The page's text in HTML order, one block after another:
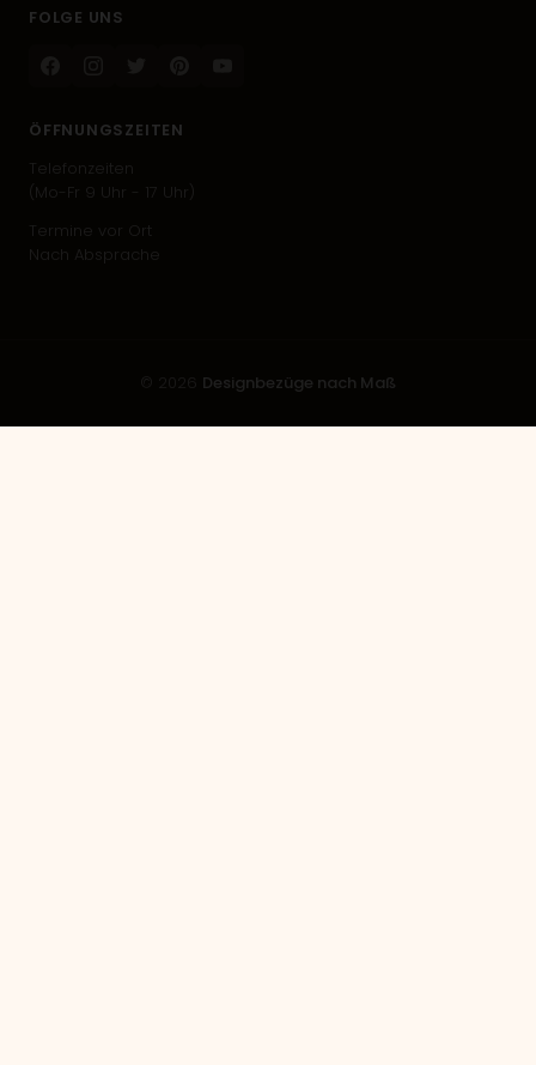
FOLGE UNS
ÖFFNUNGSZEITEN
Telefonzeiten
(Mo-Fr 9 Uhr - 17 Uhr)
Termine vor Ort
Nach Absprache
© 2026 Designbezüge nach Maß